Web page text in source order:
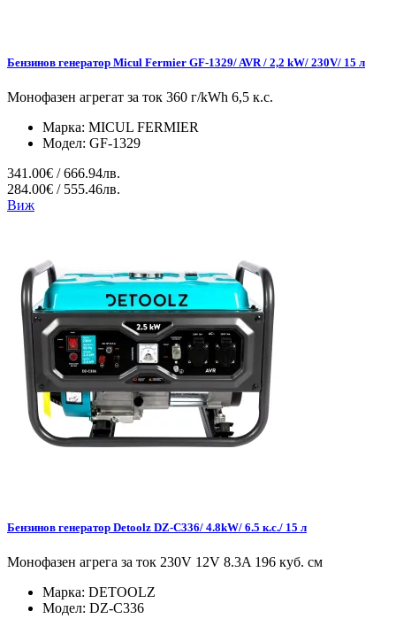
Бензинов генератор Micul Fermier GF-1329/ AVR / 2,2 kW/ 230V/ 15 л
Монофазен агрегат за ток 360 г/kWh 6,5 к.с.
Марка: MICUL FERMIER
Модел: GF-1329
341.00€ / 666.94лв.
284.00€ / 555.46лв.
Виж
Бензинов генератор Detoolz DZ-C336/ 4.8kW/ 6.5 к.с./ 15 л
Монофазен агрега за ток 230V 12V 8.3A 196 куб. см
Марка: DETOOLZ
Модел: DZ-C336